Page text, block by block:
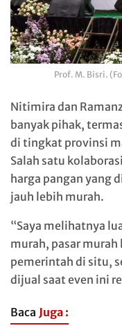
Prof. M. Bisri.
Nitimira dan
banyak pihak,
di tingkat provinsi
Salah satu
harga pangan yang
jauh lebih murah.
“Saya melihatnya
murah, pasar murah
pemerintah di situ,
dijual saat even ini
Baca Juga :